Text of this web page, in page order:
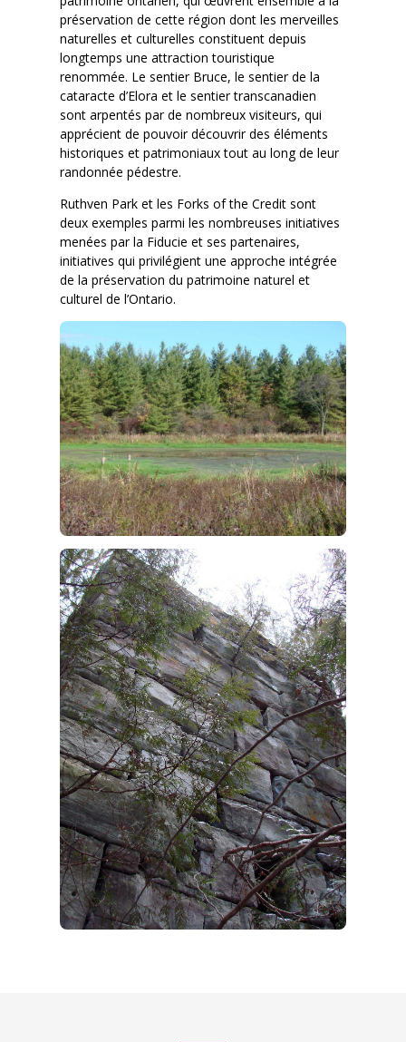
préservation de cette région dont les merveilles
naturelles et culturelles constituent depuis
longtemps une attraction touristique
renommée. Le sentier Bruce, le sentier de la
cataracte d’Elora et le sentier transcanadien
sont arpentés par de nombreux visiteurs, qui
apprécient de pouvoir découvrir des éléments
historiques et patrimoniaux tout au long de leur
randonnée pédestre.
Ruthven Park et les Forks of the Credit sont
deux exemples parmi les nombreuses initiatives
menées par la Fiducie et ses partenaires,
initiatives qui privilégient une approche intégrée
de la préservation du patrimoine naturel et
culturel de l’Ontario.